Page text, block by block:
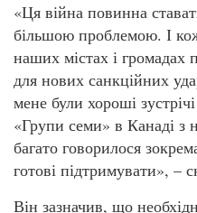
«Ця війна повинна
більшою проблемою. І
наших містах і громадах
для нових санкційних
мене були хороші
«Групи семи» в Канаді
багато говорилося
готові підтримувати», –
Він зазначив, що